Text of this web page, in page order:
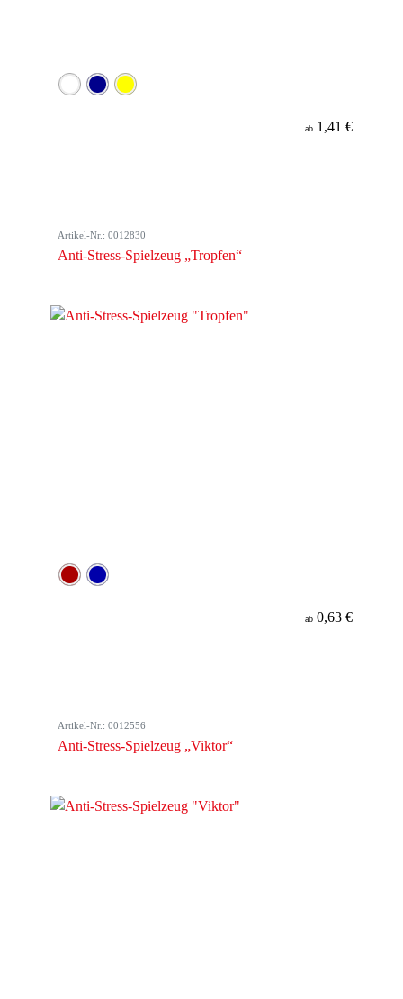
ab 1,41 €
Artikel-Nr.: 0012830
Anti-Stress-Spielzeug „Tropfen“
ab 0,63 €
Artikel-Nr.: 0012556
Anti-Stress-Spielzeug „Viktor“